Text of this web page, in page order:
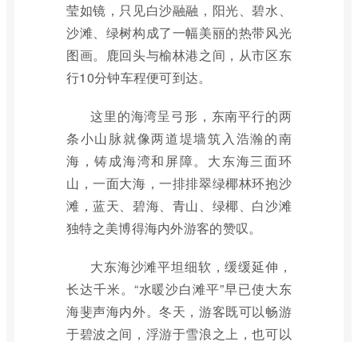
莹如镜，只见白沙融融，阳光、碧水、
沙滩、绿树构成了一幅美丽的热带风光
图画。鹿回头与榆林港之间，从市区东
行10分钟车程便可到达。
这里的海湾呈弓形，东南平行的两
条小山脉就像两道堤墙筑入浩瀚的南
海，铸成海湾和屏障。大东海三面环
山，一面大海，一排排翠绿椰林环抱沙
滩，蓝天、碧海、青山、绿椰、白沙滩
独特之美博得海内外游客的赞叹。
大东海沙滩平坦细软，缓缓延伸，
长达千米。“水暖沙白滩平”早已使大东
海斐声海内外。冬天，游客既可以畅游
于碧波之间，浮游于雪浪之上，也可以